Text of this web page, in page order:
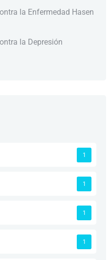
la Enfermedad Hasen
la Depresión
1
1
1
1